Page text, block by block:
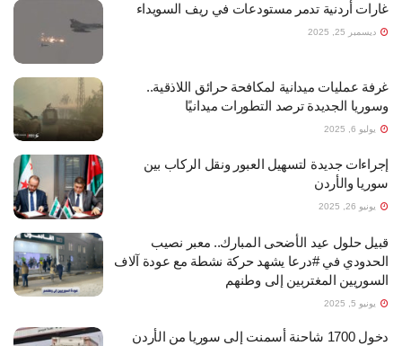
غارات أردنية تدمر مستودعات في ريف السويداء
ديسمبر 25, 2025
غرفة عمليات ميدانية لمكافحة حرائق اللاذقية..
وسوريا الجديدة ترصد التطورات ميدانيًا
يوليو 6, 2025
إجراءات جديدة لتسهيل العبور ونقل الركاب بين
سوريا والأردن
يونيو 26, 2025
قبيل حلول عيد الأضحى المبارك.. معبر نصيب
الحدودي في #درعا يشهد حركة نشطة مع عودة آلاف
السوريين المغتربين إلى وطنهم
يونيو 5, 2025
دخول 1700 شاحنة أسمنت إلى سوريا من الأردن